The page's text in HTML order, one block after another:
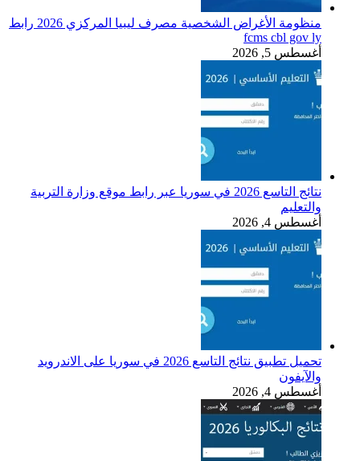
منظومة الأغراض الشخصية مصرف ليبيا المركزي 2026 رابط
fcms cbl gov ly
أغسطس 5, 2026
نتائج التاسع 2026 في سوريا عبر رابط موقع وزارة التربية
والتعليم
أغسطس 4, 2026
تحميل تطبيق نتائج التاسع 2026 في سوريا على الاندرويد
والآيفون
أغسطس 4, 2026